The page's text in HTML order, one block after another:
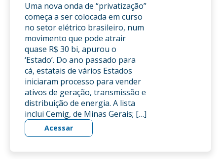
Uma nova onda de “privatização”
começa a ser colocada em curso
no setor elétrico brasileiro, num
movimento que pode atrair
quase R$ 30 bi, apurou o
‘Estado’. Do ano passado para
cá, estatais de vários Estados
iniciaram processo para vender
ativos de geração, transmissão e
distribuição de energia. A lista
inclui Cemig, de Minas Gerais; […]
Acessar